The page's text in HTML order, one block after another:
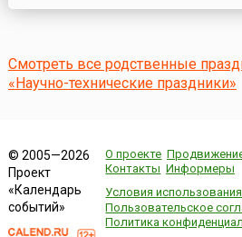
оружейного дела, сохранением и
современности — Михаилу
Смотреть все родственные
«Научно-технические праздники»
© 2005—2026
Проект
«Календарь
событий»
О проекте
Контакты Информеры
Условия
Пользовательское
Политика